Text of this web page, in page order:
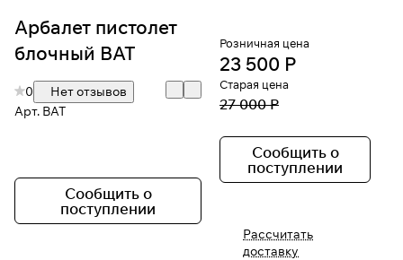
Арбалет пистолет
блочный BAT
0
Нет отзывов
Арт. BAT
Сообщить о
поступлении
Розничная цена
23 500 Р
Старая цена
27 000 Р
Сообщить о
поступлении
Рассчитать
доставку
Для клиентов всех банков
Разбейте
оплату на части
25%